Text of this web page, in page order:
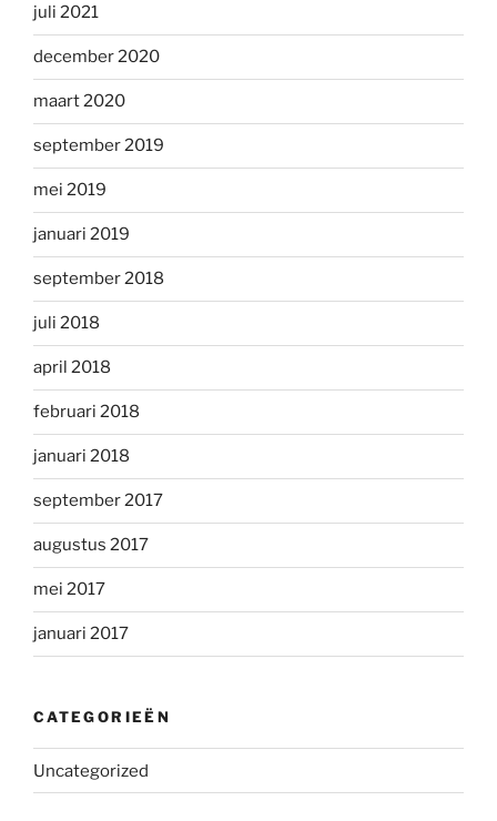
juli 2021
december 2020
maart 2020
september 2019
mei 2019
januari 2019
september 2018
juli 2018
april 2018
februari 2018
januari 2018
september 2017
augustus 2017
mei 2017
januari 2017
CATEGORIEËN
Uncategorized